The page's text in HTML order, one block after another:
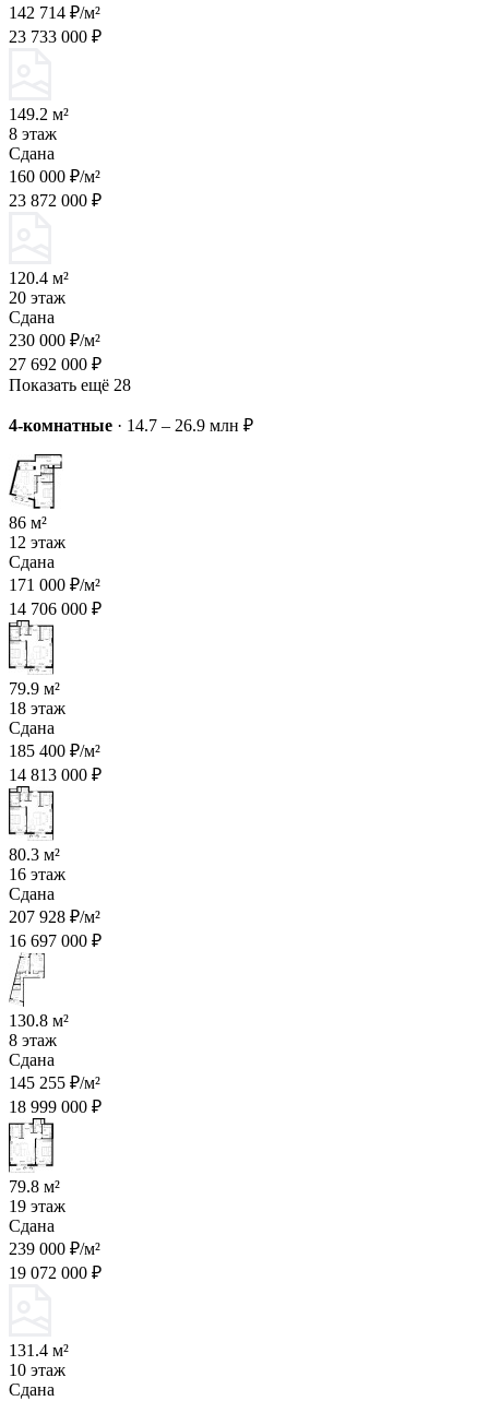
142 714 ₽/м²
23 733 000 ₽
149.2 м²
8 этаж
Сдана
160 000 ₽/м²
23 872 000 ₽
120.4 м²
20 этаж
Сдана
230 000 ₽/м²
27 692 000 ₽
Показать ещё 28
4-комнатные · 14.7 – 26.9 млн ₽
86 м²
12 этаж
Сдана
171 000 ₽/м²
14 706 000 ₽
79.9 м²
18 этаж
Сдана
185 400 ₽/м²
14 813 000 ₽
80.3 м²
16 этаж
Сдана
207 928 ₽/м²
16 697 000 ₽
130.8 м²
8 этаж
Сдана
145 255 ₽/м²
18 999 000 ₽
79.8 м²
19 этаж
Сдана
239 000 ₽/м²
19 072 000 ₽
131.4 м²
10 этаж
Сдана